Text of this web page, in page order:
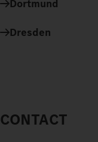
Dortmund
Dresden
CONTACT